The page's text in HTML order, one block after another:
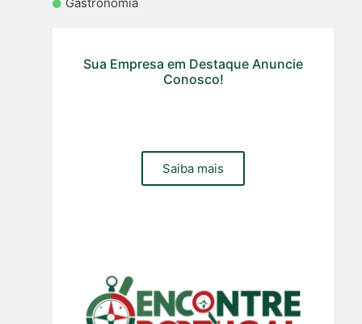
Sua Empresa em Destaque Anuncie
Conosco!
Saiba mais